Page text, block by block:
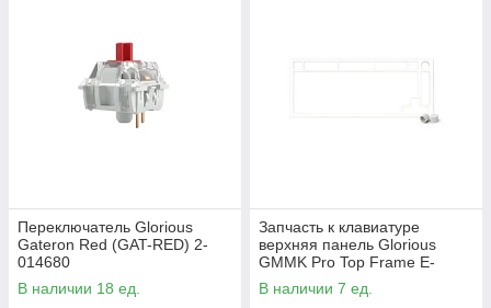
Переключатель Glorious
Gateron Red (GAT-RED) 2-
014680
В наличии 18 ед.
Запчасть к клавиатуре
верхняя панель Glorious
GMMK Pro Top Frame E-
White (GLO-ACC-P75-TF-EW)
2-015527
В наличии 7 ед.